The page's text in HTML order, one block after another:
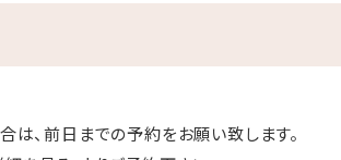
は、前日までの予約をお願い致します。